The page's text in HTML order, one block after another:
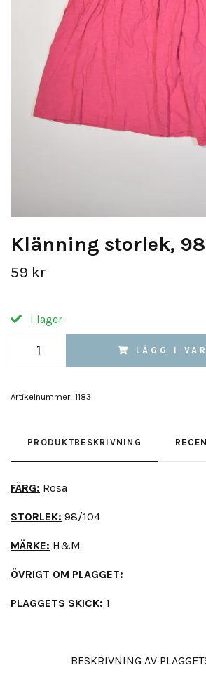
Klänning storlek,
59 kr
I lager
LÄGG I
Artikelnummer: 1183
PRODUKTBESKRIVNING
FÄRG: Rosa
STORLEK: 98/104
MÄRKE: H&M
ÖVRIGT OM PLAGGET:
PLAGGETS SKICK: 1
BESKRIVNING AV